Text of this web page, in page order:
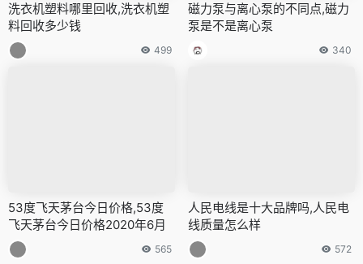
洗衣机塑料哪里回收,洗衣机塑
料回收多少钱
499
磁力泵与离心泵的不同点,磁力
泵是不是离心泵
340
53度飞天茅台今日价格,53度
飞天茅台今日价格2020年6月
565
人民电线是十大品牌吗,人民电
线质量怎么样
572